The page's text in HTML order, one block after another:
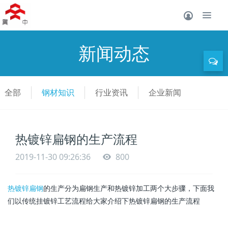
新闻动态
全部 钢材知识 行业资讯 企业新闻
热镀锌扁钢的生产流程
2019-11-30 09:26:36 800
热镀锌扁钢的生产分为扁钢生产和热镀锌加工两个大步骤，下面我
们以传统挂镀锌工艺流程给大家介绍下热镀锌扁钢的生产流程